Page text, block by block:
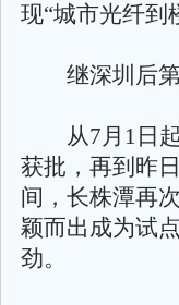
现“城市光纤到
继深圳后第
从7月1日起
获批，再到昨
间，长株潭再
颖而出成为试
劲。